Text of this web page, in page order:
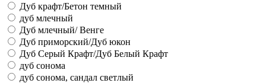
Дуб крафт/Бетон темный
дуб млечный
Дуб млечный/ Венге
Дуб приморский/Дуб юкон
Дуб Серый Крафт/Дуб Белый Крафт
дуб сонома
дуб сонома, сандал светлый